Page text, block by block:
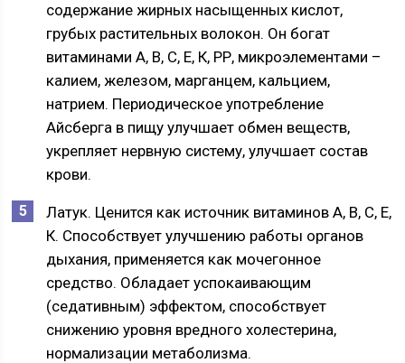
содержание жирных насыщенных кислот,
грубых растительных волокон. Он богат
витаминами А, В, С, Е, К, РР, микроэлементами –
калием, железом, марганцем, кальцием,
натрием. Периодическое употребление
Айсберга в пищу улучшает обмен веществ,
укрепляет нервную систему, улучшает состав
крови.
Латук. Ценится как источник витаминов А, В, С, Е,
К. Способствует улучшению работы органов
дыхания, применяется как мочегонное
средство. Обладает успокаивающим
(седативным) эффектом, способствует
снижению уровня вредного холестерина,
нормализации метаболизма.